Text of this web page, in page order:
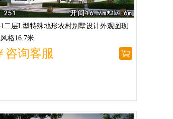
二层L型特殊地形农村别墅设计外观图现
格16.7米
咨询客服